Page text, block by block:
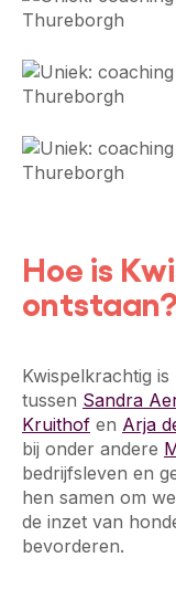
Hoe is
ontstaan?
Kwispelkrachtig
tussen Sandra
Kruithof en Arja
bij onder andere
bedrijfsleven en
hen samen om
de inzet van
bevorderen.